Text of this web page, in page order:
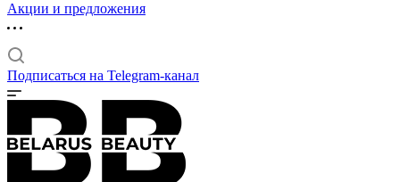
Акции и предложения
Подписаться на Telegram-канал